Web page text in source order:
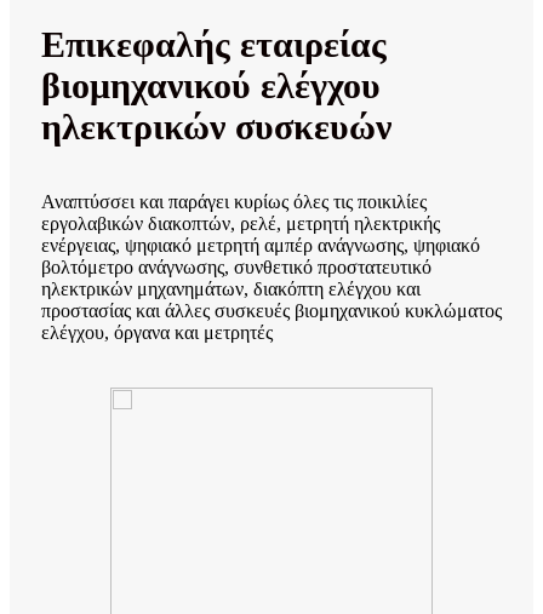
Επικεφαλής εταιρείας
βιομηχανικού ελέγχου
ηλεκτρικών συσκευών
Αναπτύσσει και παράγει κυρίως όλες τις ποικιλίες
εργολαβικών διακοπτών, ρελέ, μετρητή ηλεκτρικής
ενέργειας, ψηφιακό μετρητή αμπέρ ανάγνωσης, ψηφιακό
βολτόμετρο ανάγνωσης, συνθετικό προστατευτικό
ηλεκτρικών μηχανημάτων, διακόπτη ελέγχου και
προστασίας και άλλες συσκευές βιομηχανικού κυκλώματος
ελέγχου, όργανα και μετρητές